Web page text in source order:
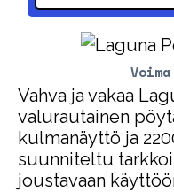
Vahva ja vakaa
valurautainen
kulmanäyttö ja
suunniteltu
joustavaan